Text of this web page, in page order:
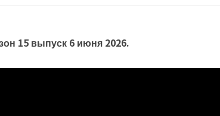
15 выпуск 6 июня 2026.